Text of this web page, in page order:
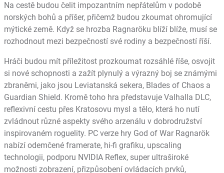
Na cestě budou čelit impozantním nepřátelům v podobě
norských bohů a příšer, přičemž budou zkoumat ohromující
mýtické země. Když se hrozba Ragnaröku blíží blíže, musí se
rozhodnout mezi bezpečností své rodiny a bezpečností říší.
Hráči budou mít příležitost prozkoumat rozsáhlé říše, osvojit
si nové schopnosti a zažít plynulý a výrazný boj se známými
zbraněmi, jako jsou Leviatanská sekera, Blades of Chaos a
Guardian Shield. Kromě toho hra představuje Valhalla DLC,
reflexivní cestu přes Kratosovu mysl a tělo, která ho nutí
zvládnout různé aspekty svého arzenálu v dobrodružství
inspirovaném roguelity. PC verze hry God of War Ragnarök
nabízí odemčené framerate, hi-fi grafiku, upscaling
technologii, podporu NVIDIA Reflex, super ultraširoké
možnosti zobrazení, přizpůsobení ovládacích prvků,